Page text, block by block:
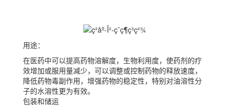
用途：
在医药中可以提高药物溶解度，生物利用度，使药剂的疗
效增加或服用量减少，可以调整或控制药物的释放速度，
降低药物毒副作用，增强药物的稳定性，特别对油溶性分
子的水溶性更为有效。
包装和储运